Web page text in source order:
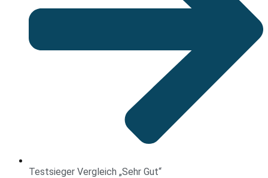
Testsieger Vergleich „Sehr Gut“